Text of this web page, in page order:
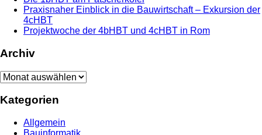
Praxisnaher Einblick in die Bauwirtschaft – Exkursion der
4cHBT
Projektwoche der 4bHBT und 4cHBT in Rom
Archiv
Archiv
Kategorien
Allgemein
Bauinformatik